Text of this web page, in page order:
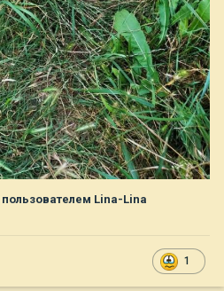
пользователем Lina-Lina
1